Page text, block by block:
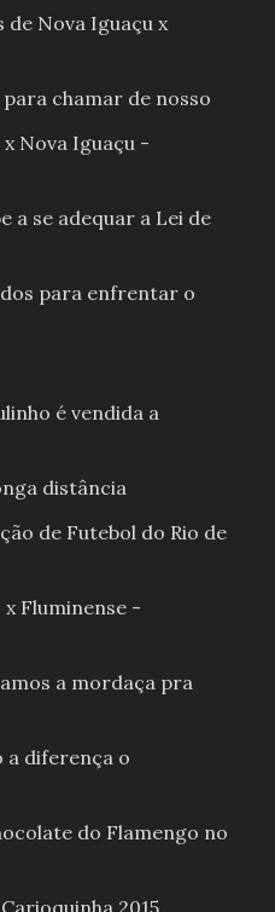
Nova Iguaçu x
chamar de nosso
Nova Iguaçu -
a se adequar a Lei de
para enfrentar o
é vendida a
distância
de Futebol do Rio de
Fluminense -
a mordaça pra
a diferença o
do Flamengo no